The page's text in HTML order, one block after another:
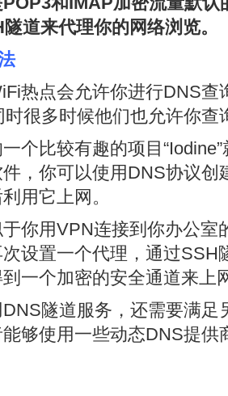
道来代理你的网络浏览。
热点会允许你进行DNS查
很多时候他们也允许你查
个比较有趣的项目
，你可以使用DNS协议创
用它上网。
你用VPN连接到你办公室
设置一个代理，通过SSH
一个加密的安全通道来上
隧道服务，还需要满足
够使用一些动态DNS提供